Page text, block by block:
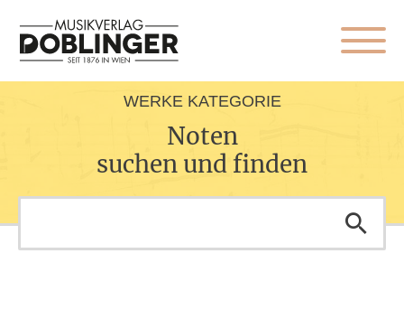
WERKE KATEGORIE
Noten
suchen und finden